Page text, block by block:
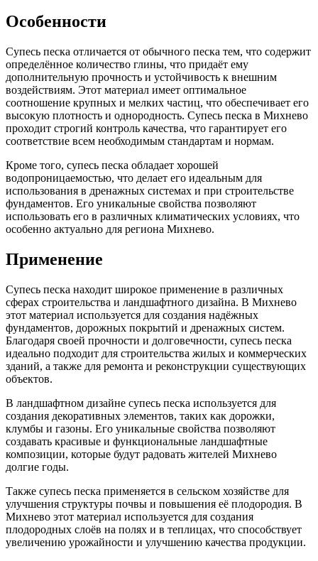
Особенности
Супесь песка отличается от обычного песка тем, что содержит
определённое количество глины, что придаёт ему
дополнительную прочность и устойчивость к внешним
воздействиям. Этот материал имеет оптимальное
соотношение крупных и мелких частиц, что обеспечивает его
высокую плотность и однородность. Супесь песка в Михнево
проходит строгий контроль качества, что гарантирует его
соответствие всем необходимым стандартам и нормам.
Кроме того, супесь песка обладает хорошей
водопроницаемостью, что делает его идеальным для
использования в дренажных системах и при строительстве
фундаментов. Его уникальные свойства позволяют
использовать его в различных климатических условиях, что
особенно актуально для региона Михнево.
Применение
Супесь песка находит широкое применение в различных
сферах строительства и ландшафтного дизайна. В Михнево
этот материал используется для создания надёжных
фундаментов, дорожных покрытий и дренажных систем.
Благодаря своей прочности и долговечности, супесь песка
идеально подходит для строительства жилых и коммерческих
зданий, а также для ремонта и реконструкции существующих
объектов.
В ландшафтном дизайне супесь песка используется для
создания декоративных элементов, таких как дорожки,
клумбы и газоны. Его уникальные свойства позволяют
создавать красивые и функциональные ландшафтные
композиции, которые будут радовать жителей Михнево
долгие годы.
Также супесь песка применяется в сельском хозяйстве для
улучшения структуры почвы и повышения её плодородия. В
Михнево этот материал используется для создания
плодородных слоёв на полях и в теплицах, что способствует
увеличению урожайности и улучшению качества продукции.